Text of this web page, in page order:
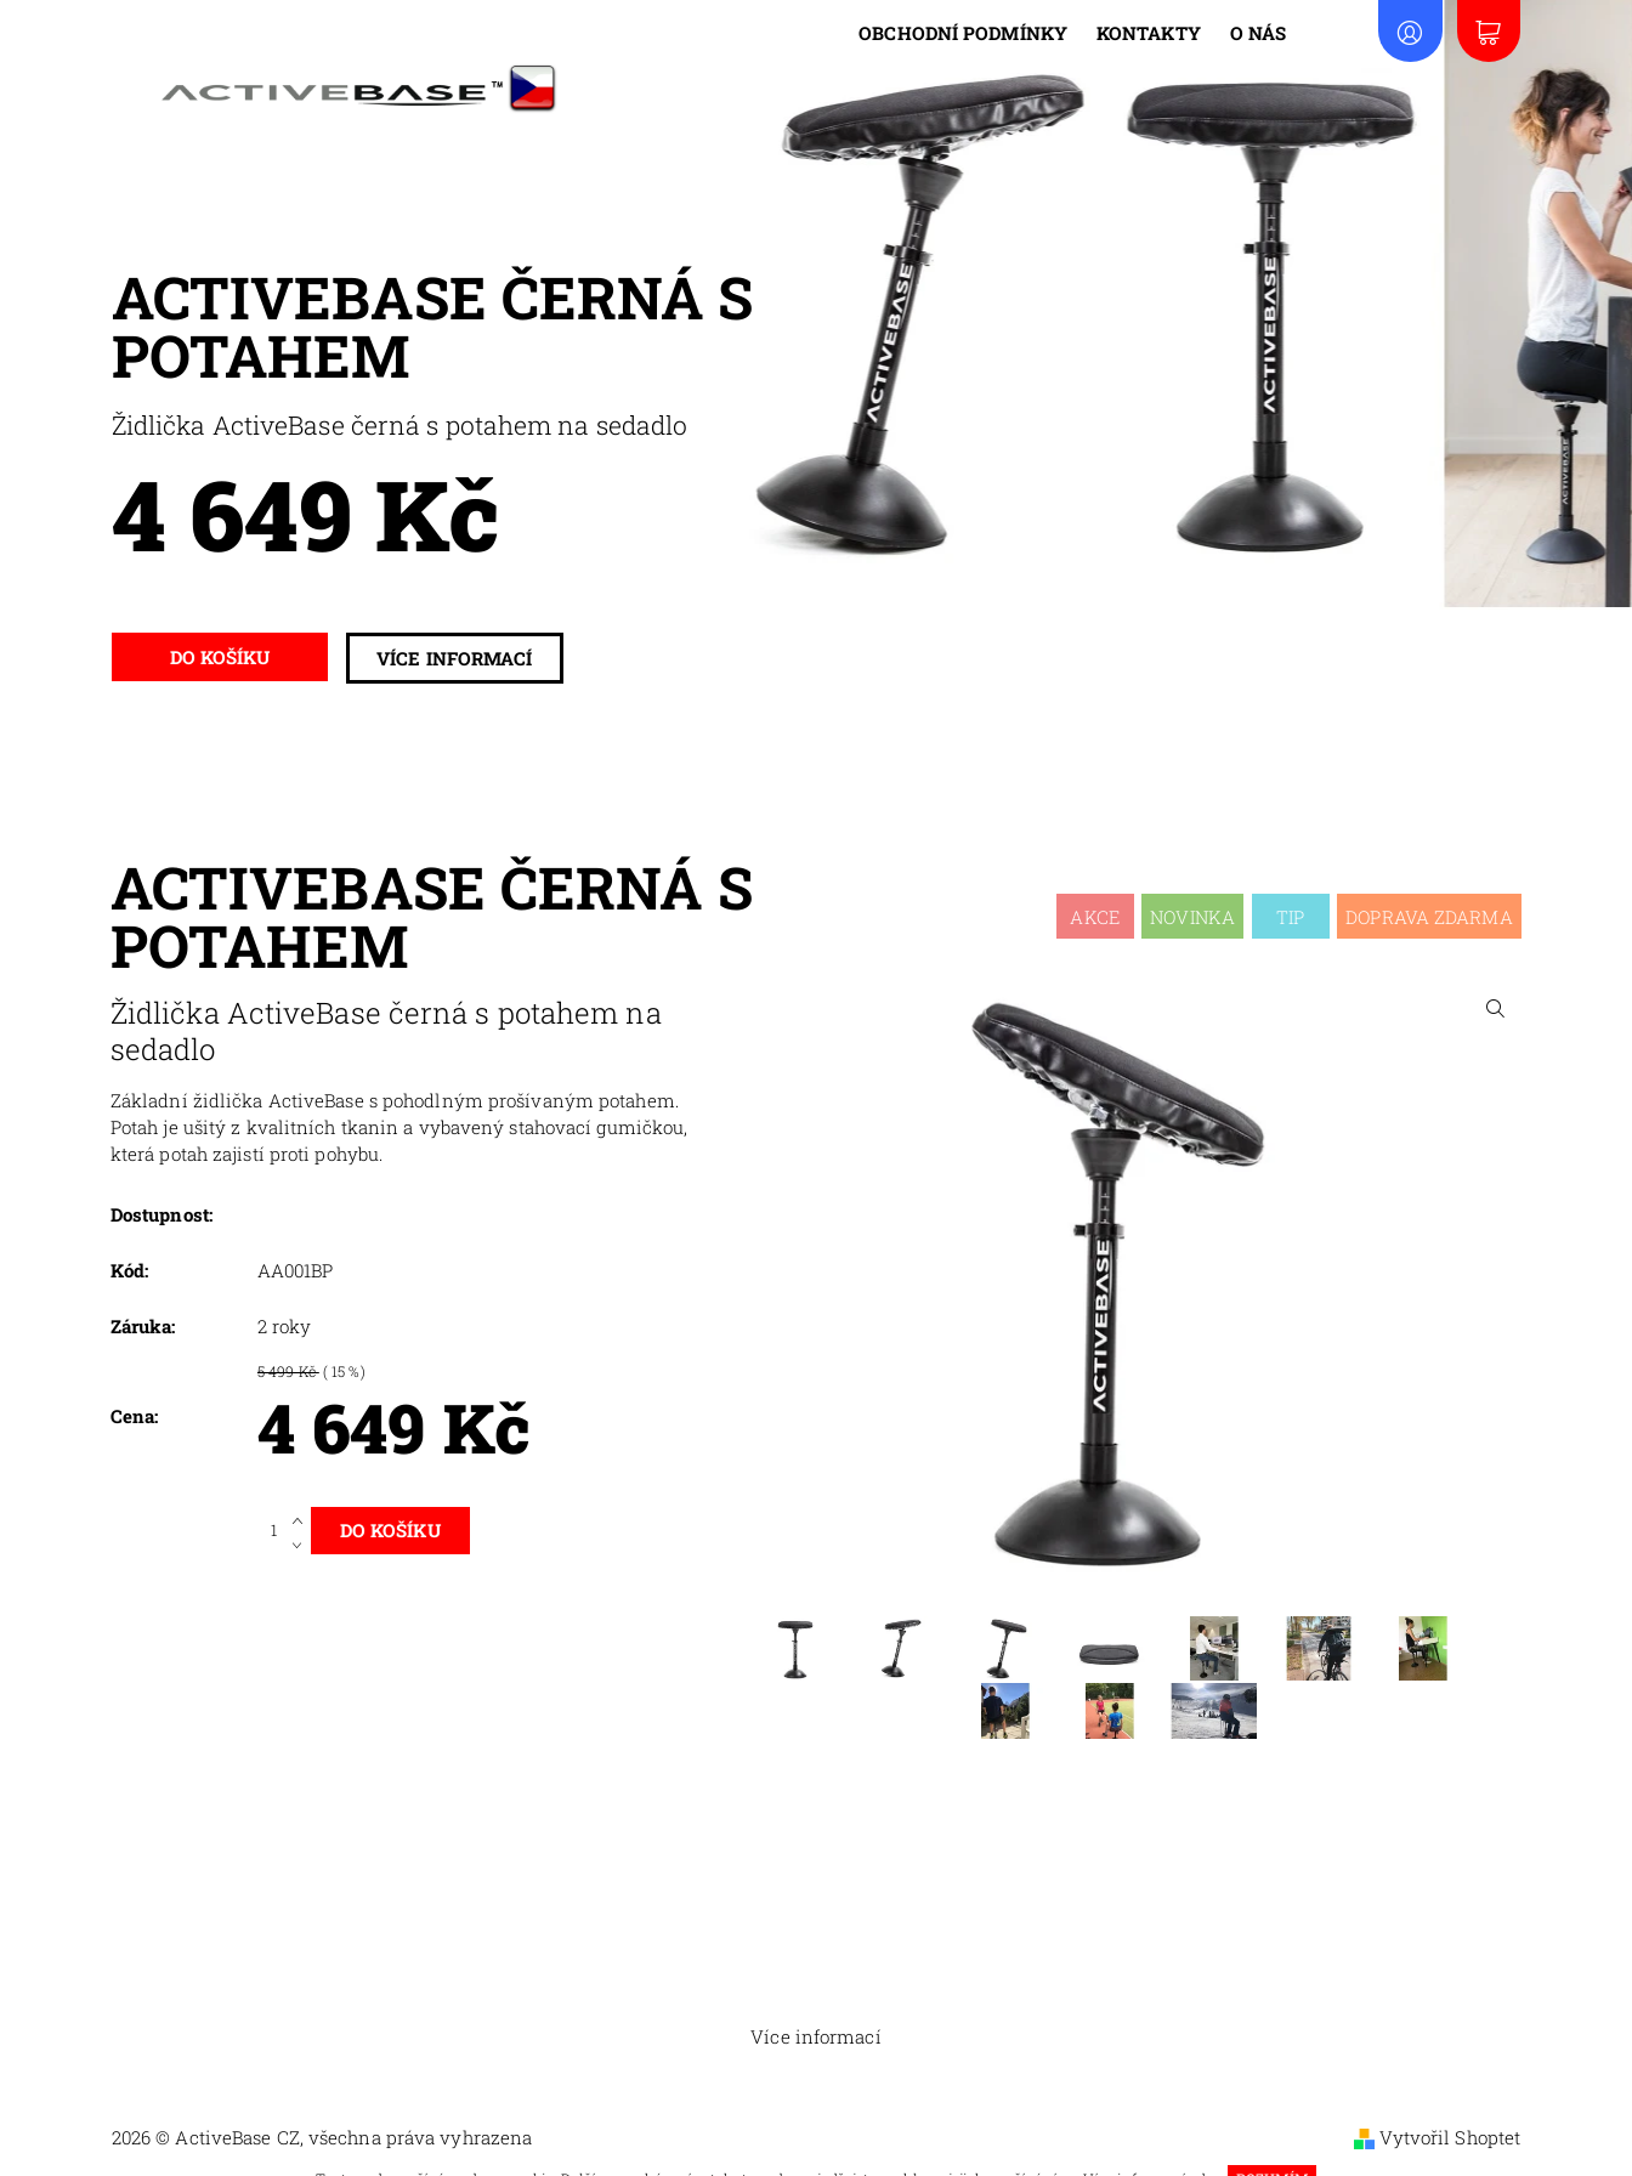
OBCHODNÍ PODMÍNKY KONTAKTY O NÁS
ACTIVEBASE ČERNÁ S
POTAHEM
Židlička ActiveBase černá s potahem na sedadlo
4 649 Kč
VÍCE INFORMACÍ
ACTIVEBASE ČERNÁ S
POTAHEM AKCE NOVINKA TIP DOPRAVA ZDARMA
Židlička ActiveBase černá s potahem na
sedadlo
Základní židlička ActiveBase s pohodlným prošívaným potahem.
Potah je ušitý z kvalitních tkanin a vybavený stahovací gumičkou,
která potah zajistí proti pohybu.
Dostupnost:
Kód: AA001BP
Záruka: 2 roky
Cena:
5 499 Kč ( 15 %)
4 649 Kč
Více informací
2026 © ActiveBase CZ, všechna práva vyhrazena Vytvořil Shoptet